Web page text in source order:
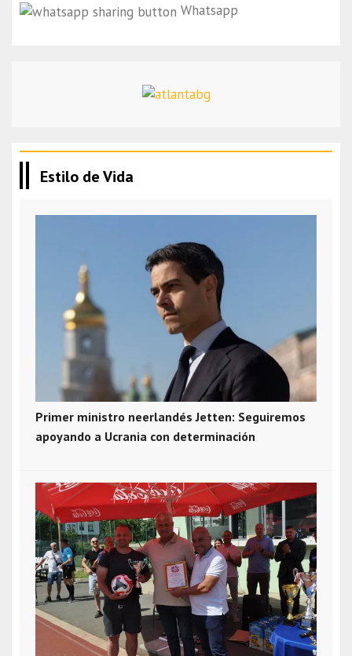
Whatsapp
Estilo de Vida
Primer ministro neerlandés Jetten: Seguiremos
apoyando a Ucrania con determinación